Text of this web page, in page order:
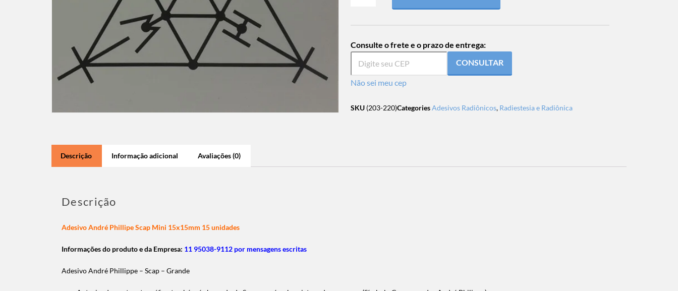
Consulte o frete e o prazo de entrega:
CONSULTAR
Não sei meu cep
SKU (203-220)CategoriesAdesivos Radiônicos, Radiestesia e Radiônica
Descrição Informação adicional Avaliações (0)
Descrição
Adesivo André Phillipe Scap Mini 15x15mm 15 unidades
Informações do produto e da Empresa: 11 95038-9112 por mensagens escritas
Adesivo André Phillippe – Scap – Grande